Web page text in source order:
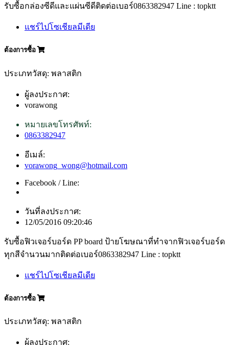
รับซื้อกล่องซีดีและแผ่นซีดีติดต่อเบอร์0863382947 Line : topktt
แชร์ไปโซเชียลมีเดีย
ต้องการซื้อ
ประเภทวัสดุ: พลาสติก
ผู้ลงประกาศ:
vorawong
หมายเลขโทรศัพท์:
0863382947
อีเมล์:
vorawong_wong@hotmail.com
Facebook / Line:
วันที่ลงประกาศ:
12/05/2016 09:20:46
รับซื้อฟิวเจอร์บอร์ด PP board ป้ายโฆษณาที่ทำจากฟิวเจอร์บอร์ด
ทุกสีจำนวนมากติดต่อเบอร์0863382947 Line : topktt
แชร์ไปโซเชียลมีเดีย
ต้องการซื้อ
ประเภทวัสดุ: พลาสติก
ผู้ลงประกาศ: